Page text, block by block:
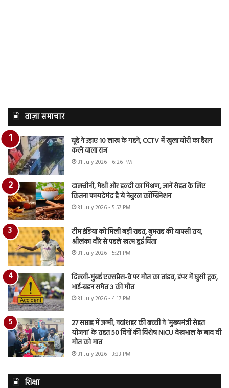
ताज़ा समाचार
चूहे ने उड़ाए 10 लाख के गहने, CCTV में खुला चोरी का हैरान
करने वाला राज
31 July 2026 - 6:26 PM
दालचीनी, मेथी और हल्दी का मिश्रण, जानें सेहत के लिए
कितना फायदेमंद है ये नेचुरल कॉम्बिनेशन
31 July 2026 - 5:57 PM
टीम इंडिया को मिली बड़ी राहत, बुमराह की वापसी तय,
श्रीलंका दौरे से पहले खत्म हुई चिंता
31 July 2026 - 5:21 PM
दिल्ली-मुंबई एक्सप्रेस-वे पर मौत का तांडव, डंपर में घुसी ट्रक,
भाई-बहन समेत 3 की मौत
31 July 2026 - 4:17 PM
27 सप्ताह में जन्मी, नवांशहर की बच्ची ने ‘मुख्यमंत्री सेहत
योजना’ के तहत 50 दिनों की विशेष NICU देखभाल के बाद दी
मौत को मात
31 July 2026 - 3:33 PM
शिक्षा